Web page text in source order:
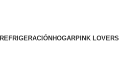
REFRIGERACIÓN HOGARPINK LOVERS